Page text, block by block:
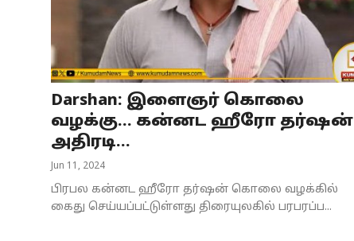
Tamilnadu
National
Astrology
Darshan: இளைஞர் கொலை
வழக்கு... கன்னட ஹீரோ தர்ஷன்
அதிரடி...
Jun 11, 2024
பிரபல கன்னட ஹீரோ தர்ஷன் கொலை வழக்கில்
கைது செய்யப்பட்டுள்ளது திரையுலகில் பரபரப்ப...